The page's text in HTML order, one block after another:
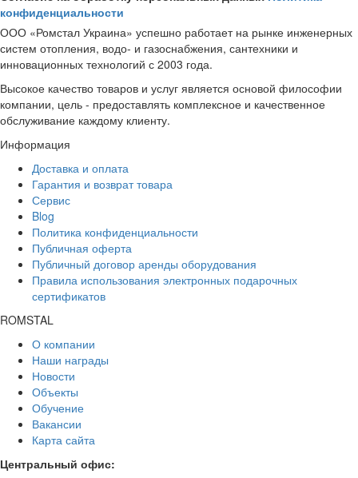
конфиденциальности
ООО «Ромстал Украина» успешно работает на рынке инженерных
систем отопления, водо- и газоснабжения, сантехники и
инновационных технологий с 2003 года.
Высокое качество товаров и услуг является основой философии
компании, цель - предоставлять комплексное и качественное
обслуживание каждому клиенту.
Информация
Доставка и оплата
Гарантия и возврат товара
Сервис
Blog
Политика конфиденциальности
Публичная оферта
Публичный договор аренды оборудования
Правила использования электронных подарочных
сертификатов
ROMSTAL
О компании
Наши награды
Новости
Объекты
Обучение
Вакансии
Карта сайта
Центральный офис: